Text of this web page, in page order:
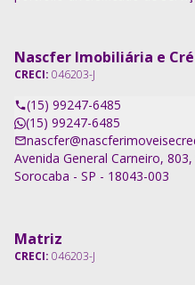
Nascfer Imobiliária e
CRECI: 046203-J
(15) 99247-6485
(15) 99247-6485
Avenida General Carneiro,
Sorocaba - SP - 18043-003
Matriz
CRECI: 046203-J